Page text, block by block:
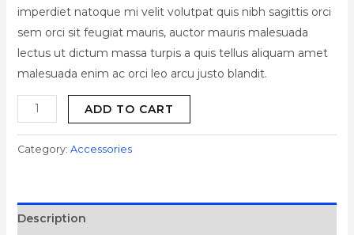
imperdiet natoque mi velit volutpat quis nibh sagittis orci
sem orci sit feugiat mauris, auctor mauris malesuada
lectus ut dictum massa turpis a quis tellus aliquam amet
malesuada enim ac orci leo arcu justo blandit.
ADD TO CART
Category: Accessories
Description